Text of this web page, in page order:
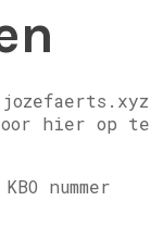
hier op te
nummer